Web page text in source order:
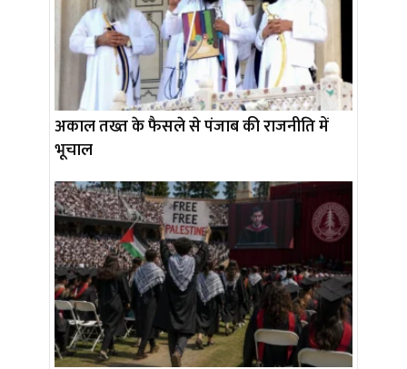
अकाल तख्त के फैसले से पंजाब की राजनीति में
भूचाल